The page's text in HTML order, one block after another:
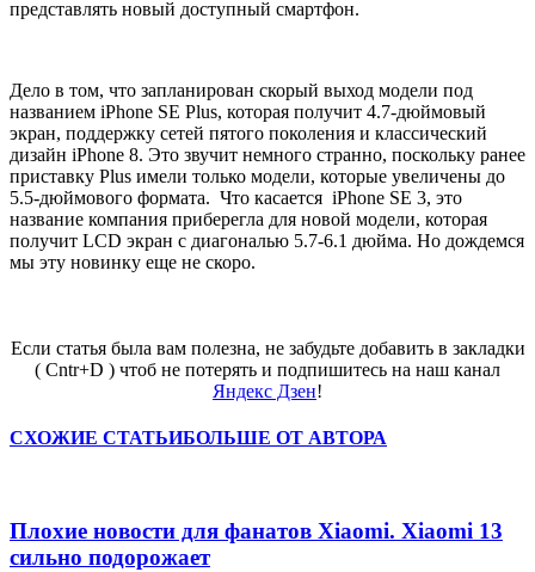
представлять новый доступный смартфон.
Дело в том, что запланирован скорый выход модели под
названием iPhone SE Plus, которая получит 4.7-дюймовый
экран, поддержку сетей пятого поколения и классический
дизайн iPhone 8. Это звучит немного странно, поскольку ранее
приставку Plus имели только модели, которые увеличены до
5.5-дюймового формата. Что касается iPhone SE 3, это
название компания приберегла для новой модели, которая
получит LCD экран с диагональю 5.7-6.1 дюйма. Но дождемся
мы эту новинку еще не скоро.
Если статья была вам полезна, не забудьте добавить в закладки
( Cntr+D ) чтоб не потерять и подпишитесь на наш канал
Яндекс Дзен!
СХОЖИЕ СТАТЬИБОЛЬШЕ ОТ АВТОРА
Плохие новости для фанатов Xiaomi. Xiaomi 13
сильно подорожает